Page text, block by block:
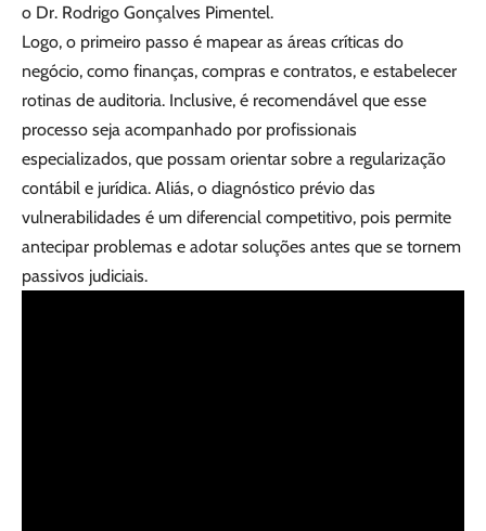
o Dr. Rodrigo Gonçalves Pimentel.
Logo, o primeiro passo é mapear as áreas críticas do
negócio, como finanças, compras e contratos, e estabelecer
rotinas de auditoria. Inclusive, é recomendável que esse
processo seja acompanhado por profissionais
especializados, que possam orientar sobre a regularização
contábil e jurídica. Aliás, o diagnóstico prévio das
vulnerabilidades é um diferencial competitivo, pois permite
antecipar problemas e adotar soluções antes que se tornem
passivos judiciais.